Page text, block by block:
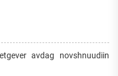
avdag novshnuudiin